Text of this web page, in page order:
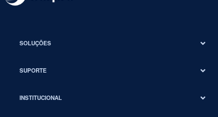
SOLUÇÕES
SUPORTE
INSTITUCIONAL